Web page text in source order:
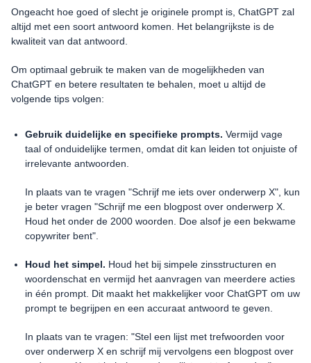
Ongeacht hoe goed of slecht je originele prompt is, ChatGPT zal
altijd met een soort antwoord komen. Het belangrijkste is de
kwaliteit van dat antwoord.
Om optimaal gebruik te maken van de mogelijkheden van
ChatGPT en betere resultaten te behalen, moet u altijd de
volgende tips volgen:
Gebruik duidelijke en specifieke prompts. Vermijd vage
taal of onduidelijke termen, omdat dit kan leiden tot onjuiste of
irrelevante antwoorden.
In plaats van te vragen "Schrijf me iets over onderwerp X", kun
je beter vragen "Schrijf me een blogpost over onderwerp X.
Houd het onder de 2000 woorden. Doe alsof je een bekwame
copywriter bent".
Houd het simpel. Houd het bij simpele zinsstructuren en
woordenschat en vermijd het aanvragen van meerdere acties
in één prompt. Dit maakt het makkelijker voor ChatGPT om uw
prompt te begrijpen en een accuraat antwoord te geven.
In plaats van te vragen: "Stel een lijst met trefwoorden voor
over onderwerp X en schrijf mij vervolgens een blogpost over